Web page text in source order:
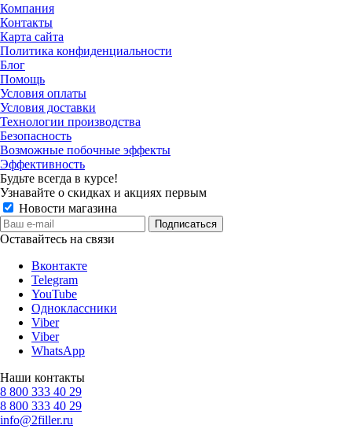
Компания
Контакты
Карта сайта
Политика конфиденциальности
Блог
Помощь
Условия оплаты
Условия доставки
Технологии производства
Безопасность
Возможные побочные эффекты
Эффективность
Будьте всегда в курсе!
Узнавайте о скидках и акциях первым
Новости магазина
Оставайтесь на связи
Вконтакте
Telegram
YouTube
Одноклассники
Viber
Viber
WhatsApp
Наши контакты
8 800 333 40 29
8 800 333 40 29
info@2filler.ru